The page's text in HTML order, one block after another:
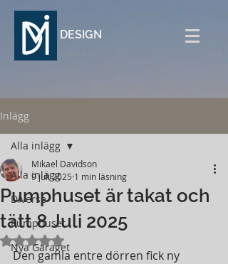
DESIGN
Inlägg
Alla inlägg
Diverse
Pumphuset
Nya Garaget
Alla inlägg
Pumphuset är takat och
tätt 8 Juli 2025
Mikael Davidson
9 juli 2025 1 min läsning
Betygsatt till NaN av 5 stjärnor.
Den gamla entre dörren fick ny